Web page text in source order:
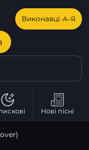
Виконавці·А–Я
Нові пісні